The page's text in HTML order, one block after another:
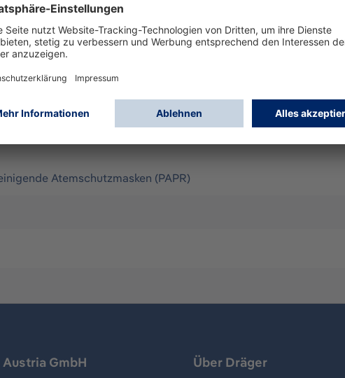
Gerätefunktionen. Das Gerät erkennt automatisch den
entsprechend an. Zusätzlich ist eine manuelle
Filter und zeigt die Sättigung des Partikelfilters an. Im
und Visieren) und DIN EN 12942:2009 (in Verbindung mit
staubdicht,5-Strahlwasser aus allen Richtungen)
Atemschutzmasken (PAPR)
GmbH Über Dräger